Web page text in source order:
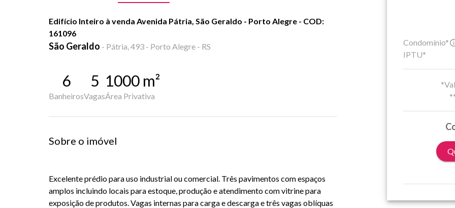
Edifício Inteiro à venda Avenida Pátria, São Geraldo - Porto Alegre - COD:
161096
São Geraldo - Pátria, 493 - Porto Alegre - RS
6
Banheiros
5
Vagas
1000 m²
Área Privativa
Sobre o imóvel
Excelente prédio para uso industrial ou comercial. Três pavimentos com espaços
amplos incluindo locais para estoque, produção e atendimento com vitrine para
exposição de produtos. Vagas internas para carga e descarga e três vagas oblíquas
Condomínio*
IPTU*